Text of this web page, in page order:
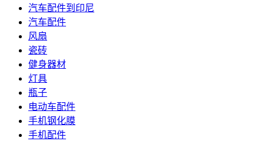
汽车配件到印尼
汽车配件
风扇
瓷砖
健身器材
灯具
瓶子
电动车配件
手机钢化膜
手机配件